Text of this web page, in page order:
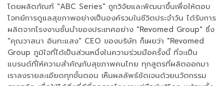
โดยผลิตภัณฑ์ "ABC Series" ถูกวิจัยและพัฒนาขึ้นเพื่อให้ตอบ
โจทย์การดูแลสุขภาพอย่างเป็นองค์รวมในชีวิตประจำวัน ได้รับการ
ผลิตจากโรงงานชั้นนำของประเทศอย่าง "Revomed Group" ซึ่ง
"คุณวาสนา อินทะแสง" CEO ของบริษัท ก็เผยว่า "Revomed
Group ภูมิใจที่ได้เป็นส่วนหนึ่งในความร่วมมือครั้งนี้ ที่จะเป็น
แบรนด์ที่ให้ความสำคัญกับสุขภาพคนไทย ทุกสูตรที่ผลิตออกมา
เราลงรายละเอียดทุกขั้นตอน เห็นผลลัพธ์ชัดเจนด้วยนวัตกรรม